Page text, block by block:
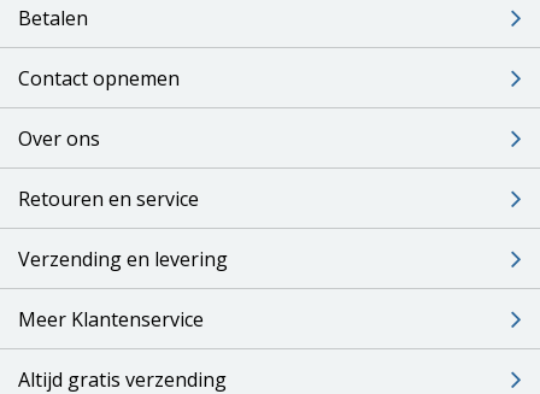
Betalen
Contact opnemen
Over ons
Retouren en service
Verzending en levering
Meer Klantenservice
Altijd gratis verzending